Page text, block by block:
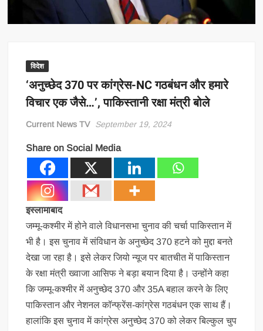
विदेश
‘अनुच्छेद 370 पर कांग्रेस-NC गठबंधन और हमारे
विचार एक जैसे…’, पाकिस्तानी रक्षा मंत्री बोले
Current News TV September 19, 2024
Share on Social Media
इस्लामाबाद
जम्मू-कश्मीर में होने वाले विधानसभा चुनाव की चर्चा पाकिस्तान में
भी है। इस चुनाव में संविधान के अनुच्छेद 370 हटने को मुद्दा बनते
देखा जा रहा है। इसे लेकर जियो न्यूज पर बातचीत में पाकिस्तान
के रक्षा मंत्री ख्वाजा आसिफ ने बड़ा बयान दिया है। उन्होंने कहा
कि जम्मू-कश्मीर में अनुच्छेद 370 और 35A बहाल करने के लिए
पाकिस्तान और नेशनल कॉन्फ्रेंस-कांग्रेस गठबंधन एक साथ हैं।
हालांकि इस चुनाव में कांग्रेस अनुच्छेद 370 को लेकर बिल्कुल चुप